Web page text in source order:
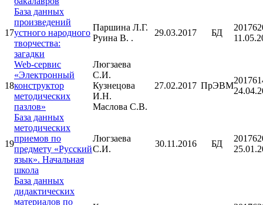
17
База данных
произведений
устного народного
творчества:
загадки
Паршина Л.Г.
Руина В. .
29.03.2017 БД
18
Web-сервис
«Электронный
конструктор
методических
пазлов»
Люгзаева
С.И.
Кузнецова
И.Н.
Маслова С.В.
27.02.2017 ПрЭВМ
19
База данных
методических
приемов по
предмету «Русский
язык». Начальная
школа
Люгзаева
С.И.
30.11.2016 БД
База данных
дидактических
материалов по